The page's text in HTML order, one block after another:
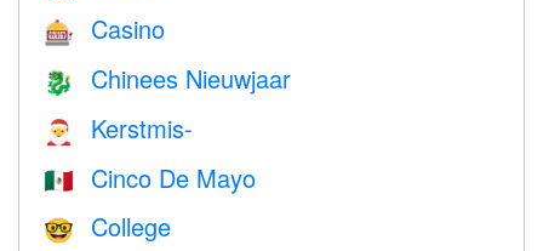
🎰 Casino
🐉 Chinees Nieuwjaar
🎅 Kerstmis-
🇲🇽 Cinco De Mayo
🤓 College